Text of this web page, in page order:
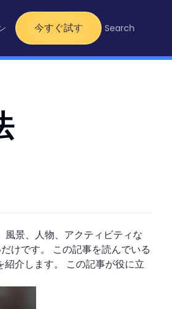
今すぐ試す Search
景、人物、アクティビティな
けです。 この記事を読んでいる
介します。 この記事が役に立